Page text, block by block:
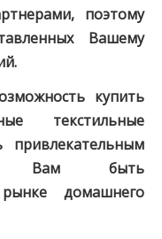
поэтому
Вашему
купить
текстильные
Вам быть
домашнего